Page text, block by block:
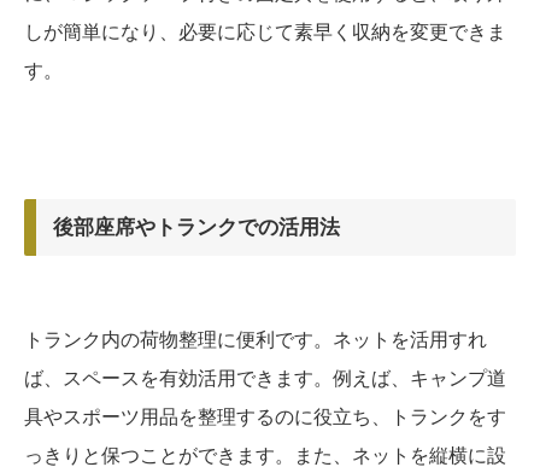
しが簡単になり、必要に応じて素早く収納を変更できま
す。
後部座席やトランクでの活用法
トランク内の荷物整理に便利です。ネットを活用すれ
ば、スペースを有効活用できます。例えば、キャンプ道
具やスポーツ用品を整理するのに役立ち、トランクをす
っきりと保つことができます。また、ネットを縦横に設